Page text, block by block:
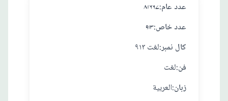
۸۱۶۶۷ :عدد عام
۹۱۳ :عدد خاص
لغت ٩١٣:کال نمبر
لغت :فن
العربية :زبان